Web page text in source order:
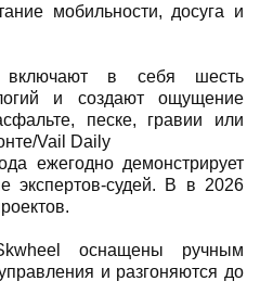
мобильности, досуга и
включают в себя шесть
и создают ощущение
песке, гравии или
Vail Daily
ежегодно демонстрирует
экспертов-судей. В в 2026
оснащены ручным
и разгоняются до